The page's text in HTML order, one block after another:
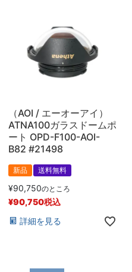
（AOI / エーオーアイ）
ATNA100ガラスドームポ
ート OPD-F100-AOI-
B82 #21498
新品 送料無料
¥90,750のところ
¥90,750税込
詳細を見る